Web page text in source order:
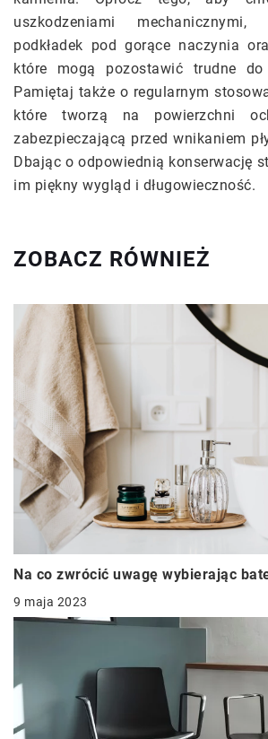
uszkodzeniami
podkładek pod gorące naczynia
które mogą pozostawić trudne
Pamiętaj także o regularnym
które tworzą na powierzchni
zabezpieczającą przed wnikaniem
Dbając o odpowiednią konserwację
im piękny wygląd i długowieczność.
ZOBACZ RÓWNIEŻ
Na co zwrócić uwagę wybierając
9 maja 2023